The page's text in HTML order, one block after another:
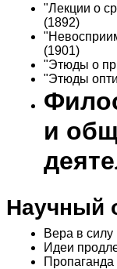
"Лекции о
(1892)
(1901)
"Этюды о
"Этюды
и
Научный
Вера в силу
Идеи
Пропаганда